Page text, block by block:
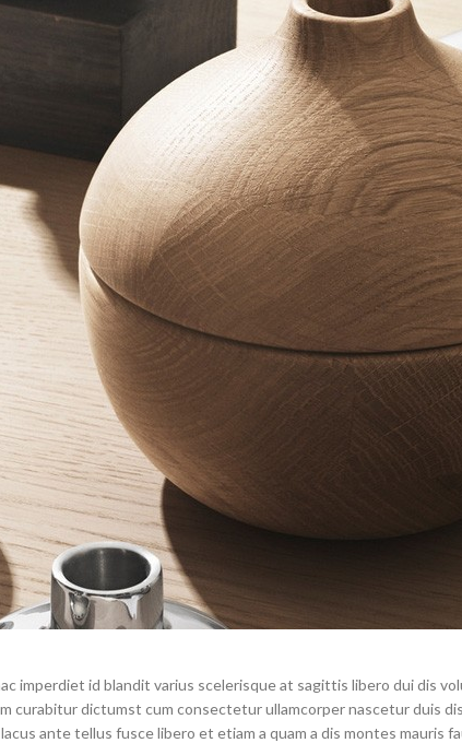
imperdiet id blandit varius scelerisque at sagittis libero dui dis
curabitur dictumst cum consectetur ullamcorper nascetur duis
ante tellus fusce libero et etiam a quam a dis montes mauris